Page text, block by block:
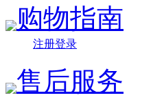
购物指南
注册登录
售后服务